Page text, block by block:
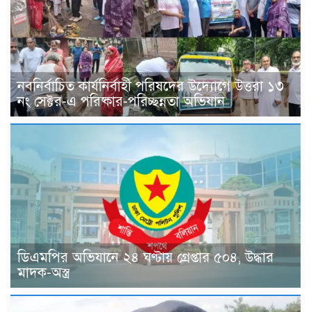
নবনির্বাচিত কার্যনির্বাহী পরিষদের উদ্যোগে উত্তরা ১৩
নং সেক্টর-এ পরিষ্কার-পরিচ্ছন্নতা অভিযান
ডিএমপির অভিযানে ২৪ ঘণ্টায় গ্রেপ্তার ৫০৪, উদ্ধার
মাদক-অস্ত্র